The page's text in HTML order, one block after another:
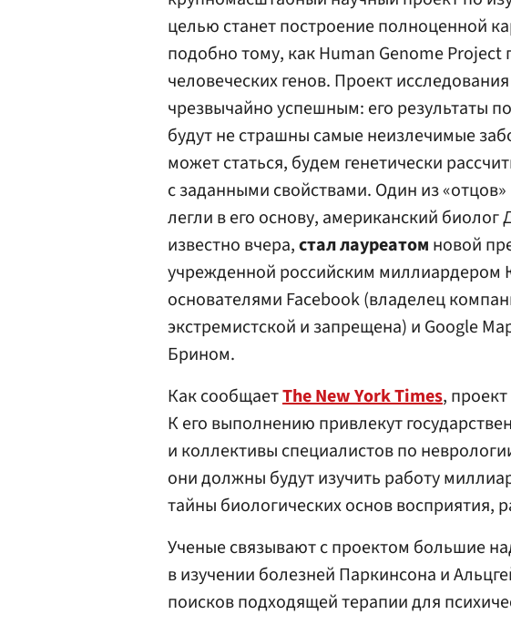
целью станет построение полноценной
подобно тому, как Human Genome Project
человеческих генов. Проект
чрезвычайно успешным: его результаты
будут не страшны самые неизлечимые
может статься, будем генетически
с заданными свойствами. Один из
легли в его основу, американский
известно вчера,стал лауреатом новой
учрежденной российским миллиардером
основателями Facebook (владелец
экстремистской и запрещена) и Google
Брином.
Как сообщаетThe New York Times,
К его выполнению привлекут
и коллективы специалистов по
они должны будут изучить работу
тайны биологических основ восприятия,
Ученые связывают с проектом большие
в изучении болезней Паркинсона и
поисков подходящей терапии для